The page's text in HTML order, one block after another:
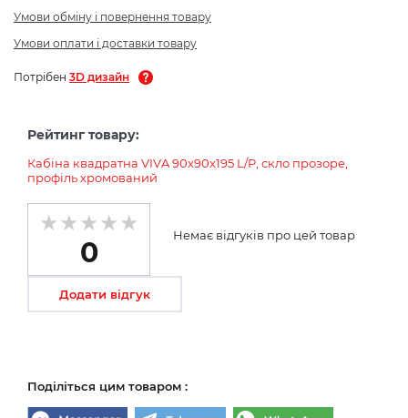
Умови обміну і повернення товару
Умови оплати і доставки товару
Потрібен 3D дизайн
Рейтинг товару:
Кабіна квадратна VIVA 90x90x195 L/P, скло прозоре,
профіль хромований
0
Немає відгуків про цей товар
Додати відгук
Поділіться цим товаром :